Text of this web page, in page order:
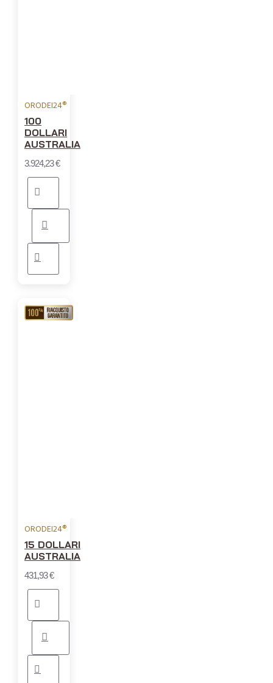
ORODEI24®
100
DOLLARI
AUSTRALIA
3.924,23 €
RIACQUISTO
ORODEI24®
15 DOLLARI
AUSTRALIA
431,93 €